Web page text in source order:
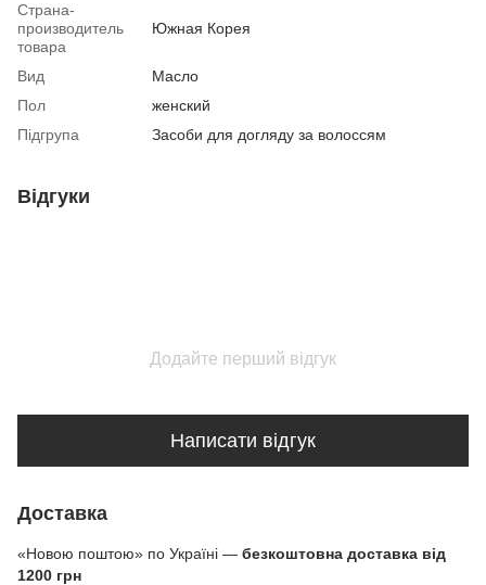
Страна-
производитель
товара
Южная Корея
Вид
Масло
Пол
женский
Підгрупа
Засоби для догляду за волоссям
Відгуки
Додайте перший відгук
Написати відгук
Доставка
«Новою поштою» по Україні — безкоштовна доставка від
1200 грн